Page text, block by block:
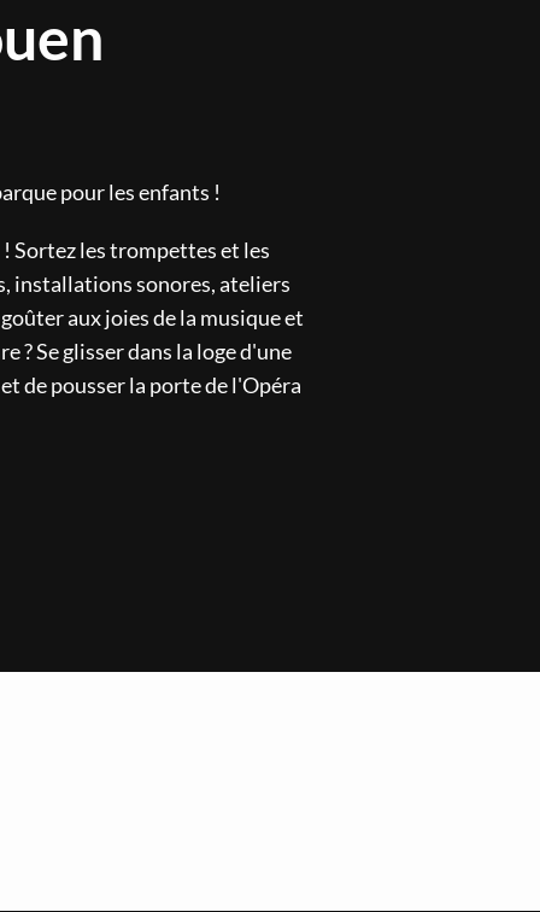
pour les enfants !
Sortez les trompettes et les
installations sonores, ateliers
aux joies de la musique et
? Se glisser dans la loge d'une
de pousser la porte de l'Opéra